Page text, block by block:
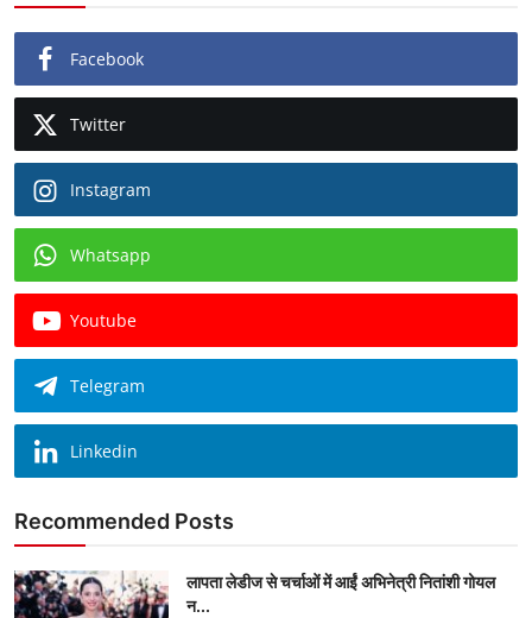
Facebook
Twitter
Instagram
Whatsapp
Youtube
Telegram
Linkedin
Recommended Posts
लापता लेडीज से चर्चाओं में आईं अभिनेत्री नितांशी गोयल
न...